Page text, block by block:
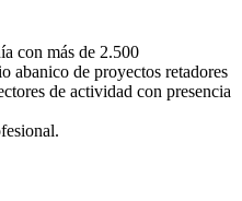
con más de 2.500
abanico de proyectos retadores
de actividad con presencia